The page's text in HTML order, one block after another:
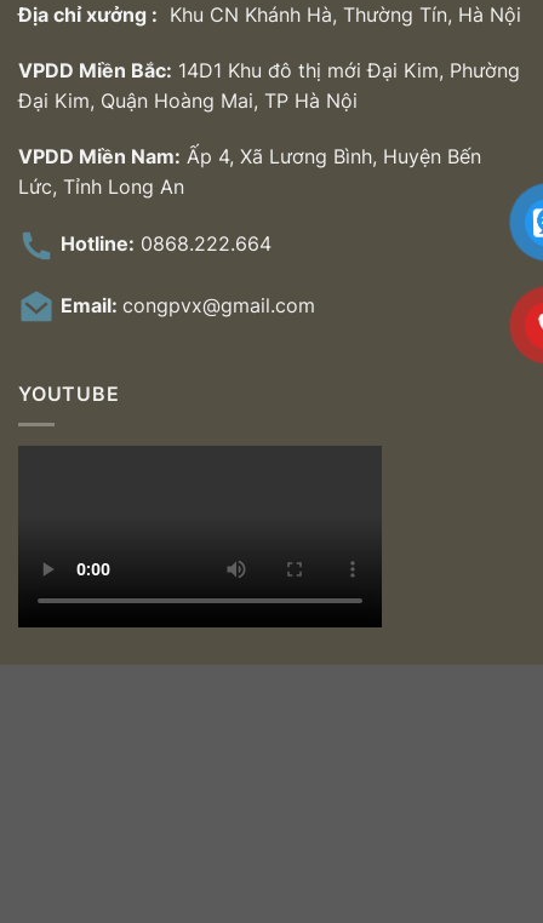
Địa chỉ xưởng : Khu CN Khánh Hà, Thường Tín, Hà Nội
VPDD Miền Bắc: 14D1 Khu đô thị mới Đại Kim, Phường
Đại Kim, Quận Hoàng Mai, TP Hà Nội
VPDD Miền Nam: Ấp 4, Xã Lương Bình, Huyện Bến
Lức, Tỉnh Long An
Hotline: 0868.222.664
Email: congpvx@gmail.com
YOUTUBE